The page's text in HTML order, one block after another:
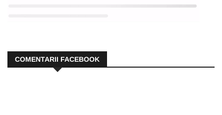
COMENTARII FACEBOOK